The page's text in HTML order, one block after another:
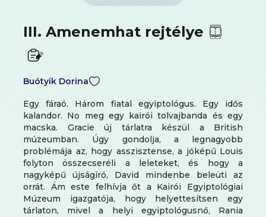
III. Amenemhat rejtélye
Buótyik Dorina
Egy ​fáraó. Három fiatal egyiptológus. Egy idős
kalandor. No meg egy kairói tolvajbanda és egy
macska. Gracie új tárlatra készül a British
múzeumban. Úgy gondolja, a legnagyobb
problémája az, hogy asszisztense, a jóképű Louis
folyton összecseréli a leleteket, és hogy a
nagyképű újságíró, David mindenbe beleüti az
orrát. Ám este felhívja őt a Kairói Egyiptológiai
Múzeum igazgatója, hogy helyettesítsen egy
tárlaton, mivel a helyi egyiptológusnő, Rania